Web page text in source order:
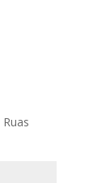
Ruas